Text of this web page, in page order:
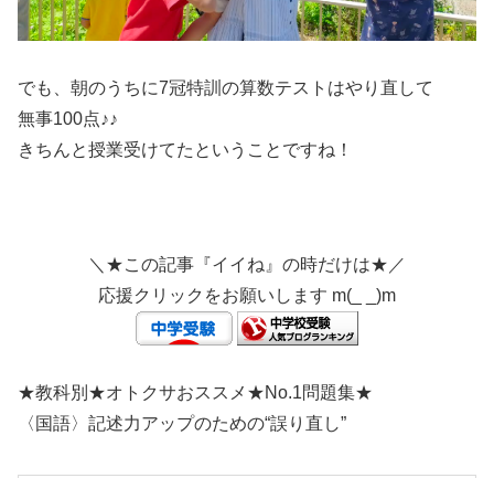
でも、朝のうちに7冠特訓の算数テストはやり直して
無事100点♪♪
きちんと授業受けてたということですね！
＼★この記事『イイね』の時だけは★／
応援クリックをお願いします m(_ _)m
★教科別★オトクサおススメ★No.1問題集★
〈国語〉記述力アップのための“誤り直し”